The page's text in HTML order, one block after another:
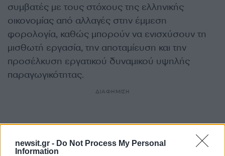
newsit.gr - Do Not Process My Personal
Information
συμβατές με τους στόχους της ελληνικής
οικονομίας από αλλαγές στην έμμεση
φορολογία, καθώς μπορούν να ενισχύσουν τη
μισθωτή εργασία, την αποταμίευση και την
προσέλκυση εργατικού δυναμικού υψηλής
παραγωγικότητας.
ΔΙΑΦΗΜΙΣΗ